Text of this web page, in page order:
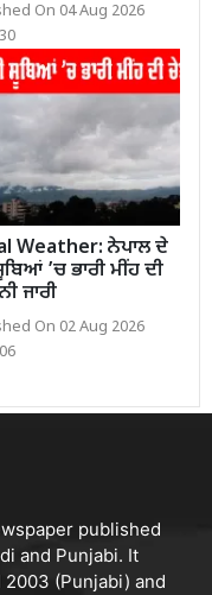
On 04 Aug 2026
Weather: ਨੇਪਾਲ ਦੇ
’ਚ ਭਾਰੀ ਮੀਂਹ ਦੀ
ਜਾਰੀ
On 02 Aug 2026
published
and Punjabi. It
(Punjabi) and